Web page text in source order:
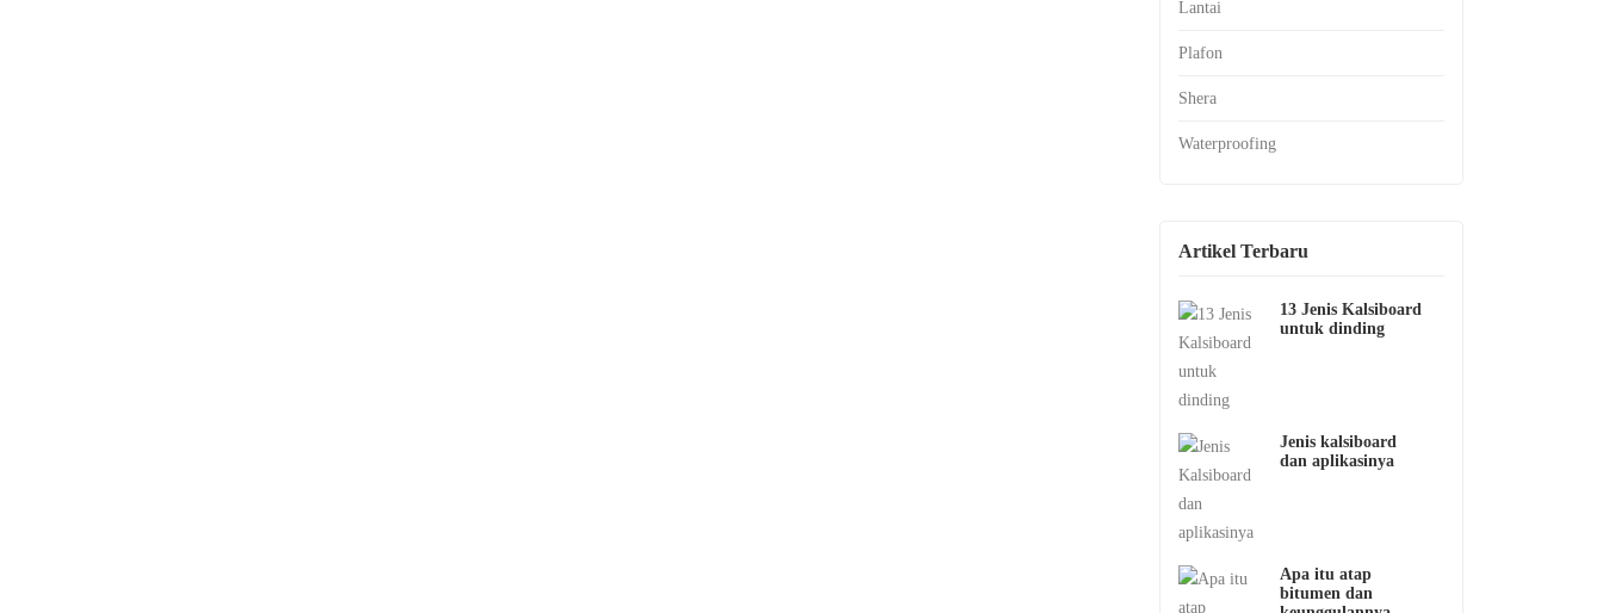
Lantai
Plafon
Shera
Waterproofing
Artikel Terbaru
13 Jenis Kalsiboard
untuk dinding
Jenis kalsiboard
dan aplikasinya
Apa itu atap
bitumen dan